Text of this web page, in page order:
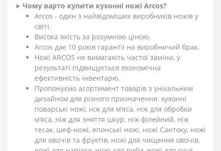
➤ Чому варто купити кухонні ножі Arcos?
Arcos - один з найвідоміших виробників ножів у
світі.
Висока якість за розумною ціною.
Arcos дає 10 років гарантії на виробничий брак.
Ножі ARCOS не вимагають частої заміни, у
результаті підвищується економічна
ефективність інвентарю.
Пропонуємо асортимент товарів з унікальним
дизайном для різного призначення: кухонні
поварські ножі, ніж для м’яса, ніж для обробки
м’яса, ніж для зняття шкур, ніж філейний, ніж
тесак, шеф-ножі, японські ножі, ножі Сантоку, ножі
для овочів та фруктів, ножі для чищення овочів,